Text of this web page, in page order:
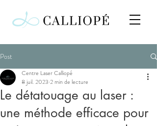
Post
Le détatouage au laser :
une méthode efficace pour
Centre Laser Calliopé
8 juil. 2023 2 min de lecture